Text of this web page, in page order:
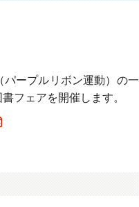
パープルリボン運動）の一
フェアを開催します。